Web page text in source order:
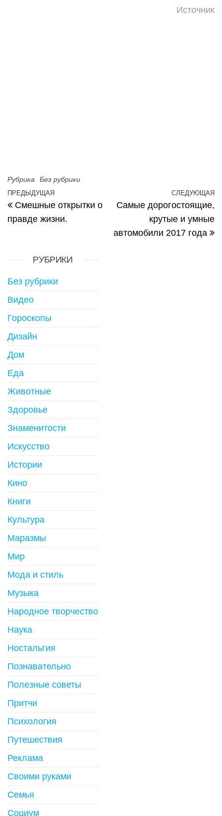
Источник
Рубрика Без рубрики
Навигация по записям
Предыдущая запись
ПРЕДЫДУЩАЯ
Смешные открытки о
правде жизни.
СЛЕДУЮЩАЯ
Самые дорогостоящие,
крутые и умные
автомобили 2017 года
РУБРИКИ
Без рубрики
Видео
Гороскопы
Дизайн
Дом
Еда
Животные
Здоровье
Знаменитости
Искусство
Истории
Кино
Книги
Культура
Маразмы
Мир
Мода и стиль
Музыка
Народное творчество
Наука
Ностальгия
Познавательно
Полезные советы
Притчи
Психология
Путешествия
Реклама
Своими руками
Семья
Социум